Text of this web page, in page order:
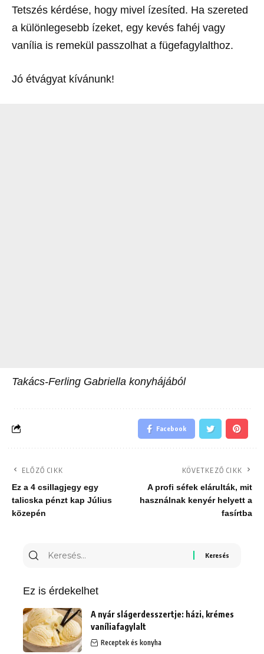
Tetszés kérdése, hogy mivel ízesíted. Ha szereted
a különlegesebb ízeket, egy kevés fahéj vagy
vanília is remekül passzolhat a fügefagylalthoz.
Jó étvágyat kívánunk!
Takács-Ferling Gabriella konyhájából
Facebook
ELŐZŐ CIKK
Ez a 4 csillagjegy egy
talicska pénzt kap Július
közepén
KÖVETKEZŐ CIKK
A profi séfek elárulták, mit
használnak kenyér helyett a
fasírtba
Keresés
Ez is érdekelhet
A nyár slágerdesszertje: házi, krémes
vaníliafagylalt
Receptek és konyha